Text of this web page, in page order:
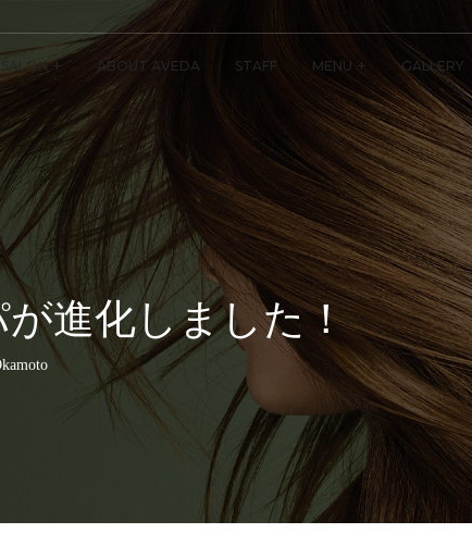
SALON ABOUT AVEDA STAFF MENU GALLERY
進化しました！